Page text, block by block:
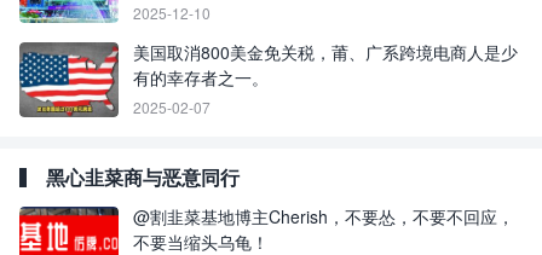
2025-12-10
美国取消800美金免关税，莆、广系跨境电商人是少
有的幸存者之一。
2025-02-07
黑心韭菜商与恶意同行
@割韭菜基地博主Cherish，不要怂，不要不回应，
不要当缩头乌龟！